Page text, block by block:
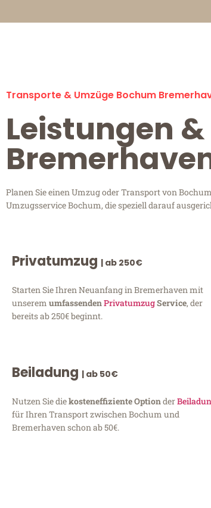
Transporte & Umzüge Bochum
Leistungen
Planen Sie einen Umzug oder Transport von
Umzugsservice Bochum, die speziell darauf
Privatumzug | ab 250€
Starten Sie Ihren Neuanfang in Bremerhaven mit
unserem umfassendenPrivatumzugService, der
bereits ab 250€ beginnt.
Beiladung | ab 50€
Nutzen Sie diekosteneffiziente Optionder
für Ihren Transport zwischen Bochum und
Bremerhaven schon ab 50€.